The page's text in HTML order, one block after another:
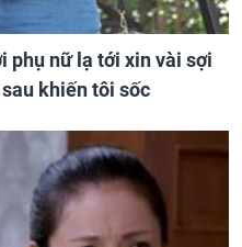
phụ nữ lạ tới xin vài sợi
khiến tôi sốc